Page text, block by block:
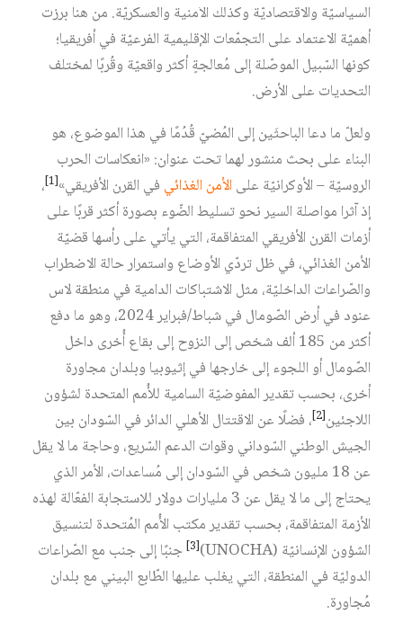
السياسيّة والاقتصاديّة وكذلك الأمنية والعسكريّة. من هنا برزت
أهميّة الاعتماد على التجمّعات الإقليمية الفرعيّة في أفريقيا؛
كونها السّبيل الموصّلة إلى مُعالجةٍ أكثر واقعيّة وقُربًا لمختلف
التحديات على الأرض.
ولعلّ ما دعا الباحثَين إلى المُضيّ قُدُمًا في هذا الموضوع، هو
البناء على بحث منشور لهما تحت عنوان: «انعكاسات الحرب
الروسيّة – الأوكرانيّة علىالأمن الغذائي في القرن الأفريقي»[1] ،
إذ آثرا مواصلة السير نحو تسليط الضّوء بصورة أكثر قربًا على
أزمات القرن الأفريقي المتفاقمة، التي يأتي على رأسها قضيّة
الأمن الغذائي، في ظل تردّي الأوضاع واستمرار حالة الاضطراب
والصّراعات الداخليّة، مثل الاشتباكات الدامية في منطقة لاس
عنود في أرض الصّومال في شباط/فبراير 2024، وهو ما دفع
أكثر من 185 ألف شخص إلى النزوح إلى بقاع أُخرى داخل
الصّومال أو اللجوء إلى خارجها في إثيوبيا وبلدان مجاورة
أخرى، بحسب تقدير المفوضيّة السامية للأُمم المتحدة لشؤون
اللاجئين[2] ، فضلًا عن الاقتتال الأهلي الدائر في السّودان بين
الجيش الوطني السّوداني وقوات الدعم السّريع، وحاجة ما لا يقل
عن 18 مليون شخص في السّودان إلى مُساعدات، الأمر الذي
يحتاج إلى ما لا يقل عن 3 مليارات دولار للاستجابة الفعّالة لهذه
الأزمة المتفاقمة، بحسب تقدير مكتب الأُمم المُتحدة لتنسيق
الشؤون الإنسانيّة (UNOCHA)
[3]
جنبًا إلى جنب مع الصّراعات
الدوليّة في المنطقة، التي يغلب عليها الطّابع البيني مع بلدان
مُجاورة.